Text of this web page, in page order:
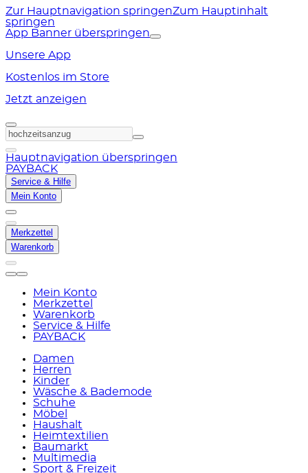
Zur Hauptnavigation springenZum Hauptinhalt
springen
App Banner überspringen
Unsere App
Kostenlos im Store
Jetzt anzeigen
Hauptnavigation überspringen
PAYBACK
Service & Hilfe
Mein Konto
Merkzettel
Warenkorb
Mein Konto
Merkzettel
Warenkorb
Service & Hilfe
PAYBACK
Damen
Herren
Kinder
Wäsche & Bademode
Schuhe
Möbel
Haushalt
Heimtextilien
Baumarkt
Multimedia
Sport & Freizeit